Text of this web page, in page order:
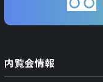
内覧会情報